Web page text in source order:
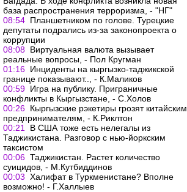
база распространения терроризма, - "НГ"
08:54 Планшетником по голове. Турецкие
депутаты подрались из-за законопроекта о
коррупции
08:08 Виртуальная валюта вызывает
реальные вопросы, - Пол Кругман
01:16 Инциденты на кыргызко-таджикской
границе показывают.., - К.Маликов
00:59 Игра на публику. Приграничные
конфликты в Кыргызстане, - С.Холов
00:26 Кыргызские рэкетиры грозят китайским
предпринимателям, - К.Риклтон
00:21
В США тоже есть нелегалы из
Таджикистана. Разговор с нью-йоркским
таксистом
00:06 Таджикистан. Растет количество
суицидов, - М.Кутбиддинов
00:03 Халифат в Туркменистане? Вполне
возможно! - Г.Халлыев